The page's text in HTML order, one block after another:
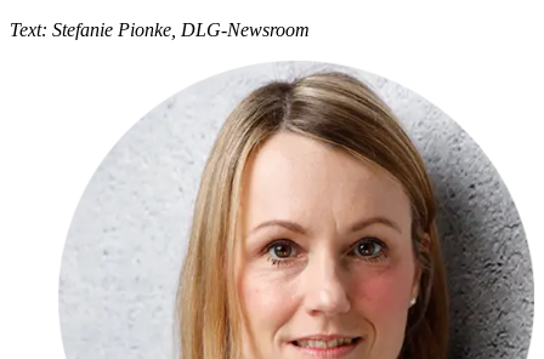
Text: Stefanie Pionke, DLG-Newsroom